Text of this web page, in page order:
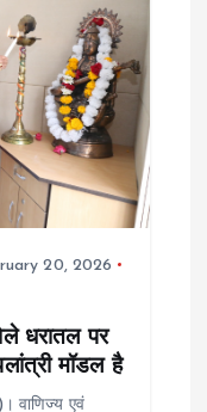
20, 2026
धरातल पर
मॉडल है
वाणिज्य एवं